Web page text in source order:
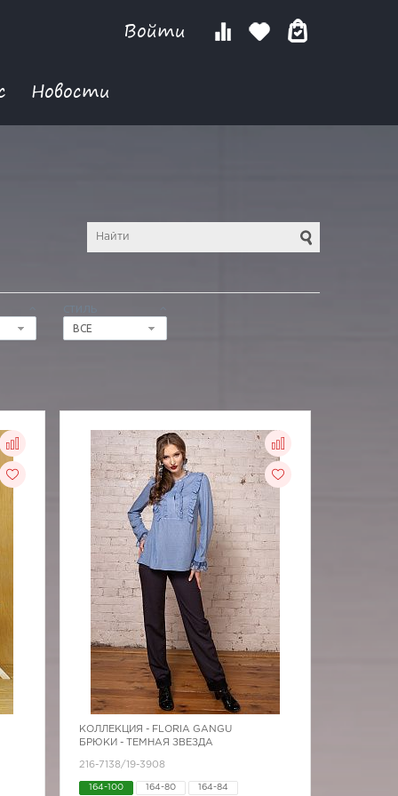
Войти
Новости
СТИЛЬ
ВСЕ
КОЛЛЕКЦИЯ - FLORIA GANGU
БРЮКИ - ТЕМНАЯ ЗВЕЗДА
216-7138/19-3908
164-100 164-80 164-84